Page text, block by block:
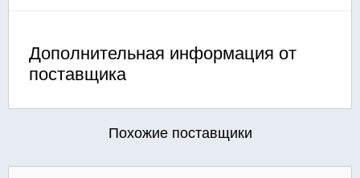
Дополнительная информация от
поставщика
Похожие поставщики